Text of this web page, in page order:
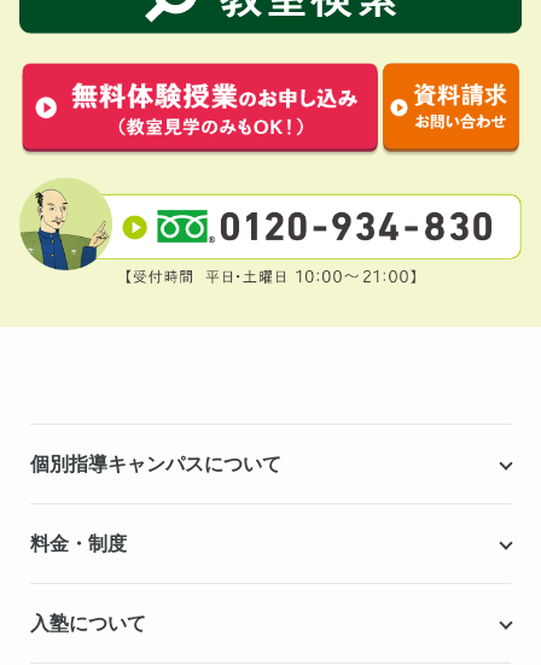
個別指導キャンパスについて
こだわりの個別指導専用教材
料金・制度
入塾について